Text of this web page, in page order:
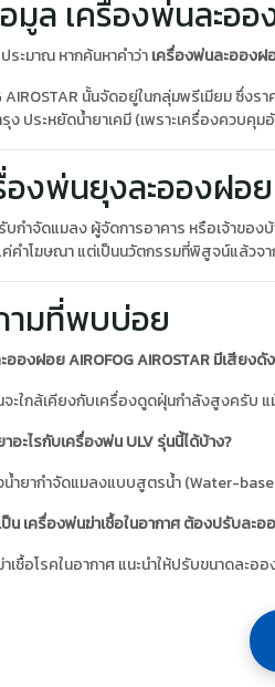
มูล เครื่องพ่นละอ
ระมาณ หากค้นหาคำว่าเครื่องพ่นละอองฝ
AIROSTAR นั้นจัดอยู่ในกลุ่มพรีเมียม ซึ่ง
ง ประหยัดน้ำยาเคมี (เพราะเครื่องควบคุ
องพ่นยุงละอองฝอ
กำจัดแมลง ผู้จัดการอาคาร หรือเจ้าของ
ค่คำโฆษณา แต่เป็นนวัตกรรมที่พิสูจน์แล้ว
ามที่พบบ่อย
อองฝอย AIROFOG AIROSTAR มีเสียงดั
จะใกล้เคียงกับเครื่องดูดฝุ่นกำลังสูงครับ
าอะไรกับเครื่องพ่น ULV รุ่นนี้ได้บ้าง?
น้ำยากำจัดแมลงแบบสูตรน้ำ (Water-
ป็น เครื่องพ่นฆ่าเชื้อในอากาศ ต้องปรับละอ
เชื้อโรคในอากาศ แนะนำให้ปรับขนาดละ